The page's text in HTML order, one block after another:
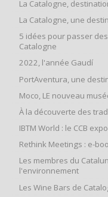
La Catalogne,
La Catalogne, une
5 idées pour passer
Catalogne
2022, l'année Gaudí
PortAventura, une
Moco, LE nouveau
À la découverte des
IBTM World : le CCB
Rethink Meetings : e-
Les membres du
l'environnement
Les Wine Bars de